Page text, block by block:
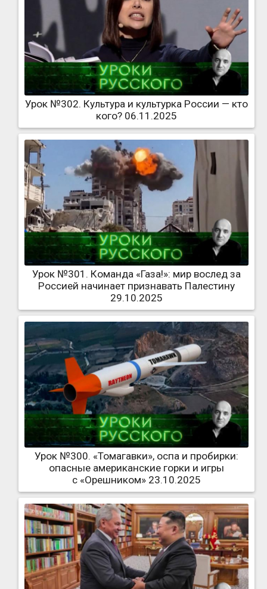
Урок №302. Культура и культурка России — кто
кого? 06.11.2025
Урок №301. Команда «Газа!»: мир вослед за
Россией начинает признавать Палестину
29.10.2025
Урок №300. «Томагавки», оспа и пробирки:
опасные американские горки и игры
с «Орешником» 23.10.2025